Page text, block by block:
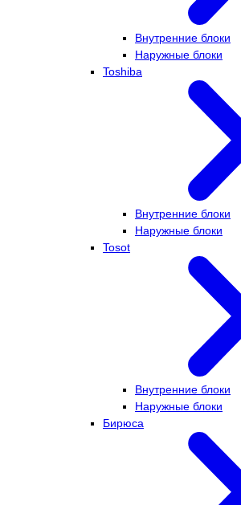
Внутренние блоки
Наружные блоки
Toshiba
Внутренние блоки
Наружные блоки
Tosot
Внутренние блоки
Наружные блоки
Бирюса